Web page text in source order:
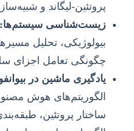
پروتئین-لیگاند و
زیست‌شناسی سیستم‌ها:
بیولوژیکی، تحلیل
چگونگی تعامل اجزای
یادگیری ماشین در
الگوریتم‌های هوش
ساختار پروتئین،